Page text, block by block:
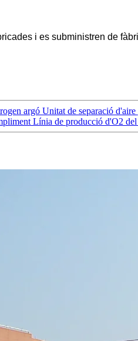
i es subministren de
argó Unitat de separació d'aire
Línia de producció d'O2